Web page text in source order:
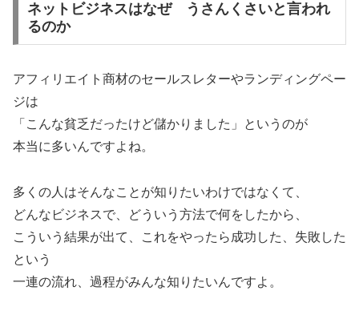
ネットビジネスはなぜ うさんくさいと言われ
るのか
アフィリエイト商材のセールスレターやランディングペー
ジは
「こんな貧乏だったけど儲かりました」というのが
本当に多いんですよね。
多くの人はそんなことが知りたいわけではなくて、
どんなビジネスで、どういう方法で何をしたから、
こういう結果が出て、これをやったら成功した、失敗した
という
一連の流れ、過程がみんな知りたいんですよ。